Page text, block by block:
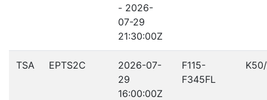
- 2026-
07-29
21:30:00Z
TSA EPTS2C
2026-07-
29
16:00:00Z
F115-
F345FL